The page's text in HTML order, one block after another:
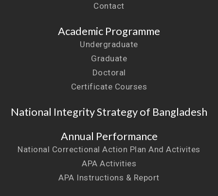
Contact
Academic Programme
Undergraduate
Graduate
Doctoral
Certificate Courses
National Integrity Strategy of Bangladesh
Annual Performance
National Correctional Action Plan And Activites
APA Activities
APA Instructions & Report